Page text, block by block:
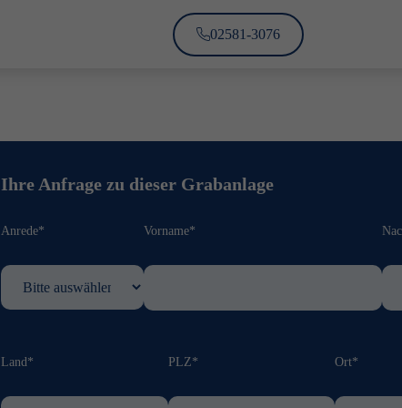
02581-3076
Ihre Anfrage zu dieser Grabanlage
Anrede* Vorname*
Land* PLZ* Ort*